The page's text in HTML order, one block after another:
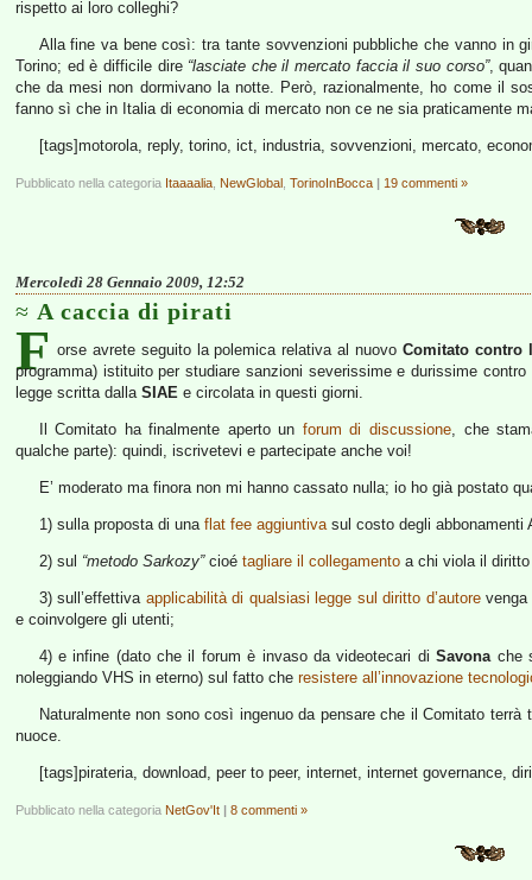
rispetto ai loro colleghi?
Alla fine va bene così: tra tante sovvenzioni pubbliche che vanno in
Torino; ed è difficile dire “lasciate che il mercato faccia il suo corso”,
che da mesi non dormivano la notte. Però, razionalmente, ho come il
fanno sì che in Italia di economia di mercato non ce ne sia praticamente
[tags]motorola, reply, torino, ict, industria, sovvenzioni, mercato,
Pubblicato nella categoria Itaaaalia NewGlobal TorinoInBocca | 19 commenti »
Mercoledì 28 Gennaio 2009, 12:52
A caccia di pirati
F orse avrete seguito la polemica relativa al nuovo Comitato contro
programma) istituito per studiare sanzioni severissime e durissime
legge scritta dalla SIAE e circolata in questi giorni.
Il Comitato ha finalmente aperto un forum di discussione, che
qualche parte): quindi, iscrivetevi e partecipate anche voi!
E’ moderato ma finora non mi hanno cassato nulla; io ho già postato
1) sulla proposta di una flat fee aggiuntivasul costo degli abbonamenti
2) sul “metodo Sarkozy”cioé tagliare il collegamentoa chi viola il diritto
3) sull’effettiva applicabilità di qualsiasi legge sul diritto d’autorevenga
e coinvolgere gli utenti;
4) e infine (dato che il forum è invaso da videotecari diSavonache
noleggiando VHS in eterno) sul fatto che resistere all’innovazione
Naturalmente non sono così ingenuo da pensare che il Comitato
nuoce.
[tags]pirateria, download, peer to peer, internet, internet governance,
Pubblicato nella categoria NetGov'It | 8 commenti »